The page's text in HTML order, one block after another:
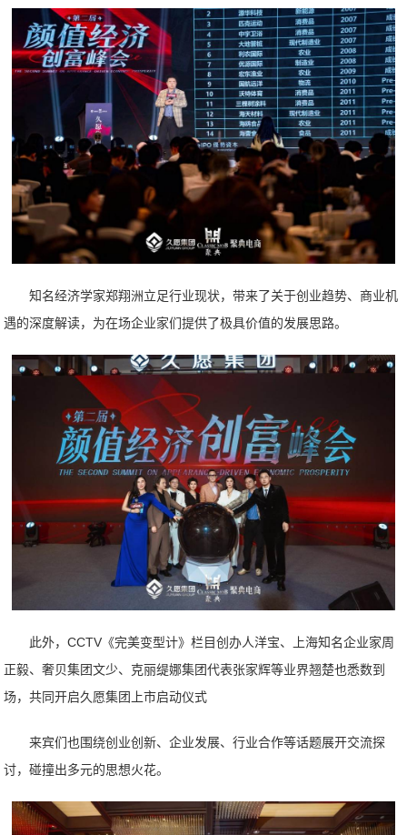
知名经济学家郑翔洲立足行业现状，带来了关于创业趋势、商业机
遇的深度解读，为在场企业家们提供了极具价值的发展思路。
此外，CCTV《完美变型计》栏目创办人洋宝、上海知名企业家周
正毅、奢贝集团文少、克丽缇娜集团代表张家辉等业界翘楚也悉数到
场，共同开启久愿集团上市启动仪式
来宾们也围绕创业创新、企业发展、行业合作等话题展开交流探
讨，碰撞出多元的思想火花。